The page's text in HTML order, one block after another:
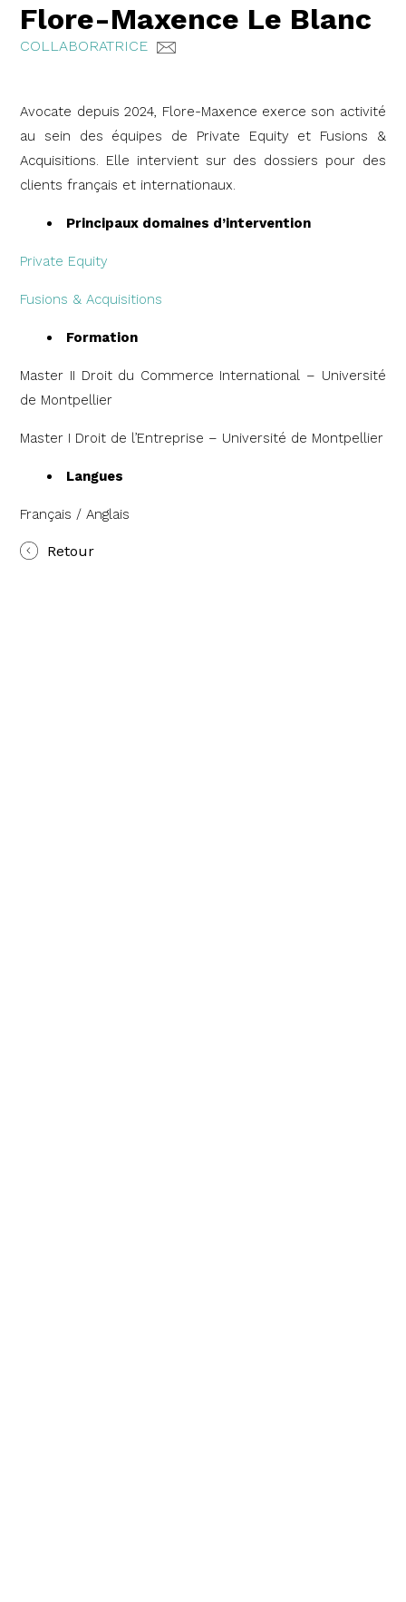
Flore-Maxence Le Blanc
COLLABORATRICE
Avocate depuis 2024, Flore-Maxence exerce son activité
au sein des équipes de Private Equity et Fusions &
Acquisitions. Elle intervient sur des dossiers pour des
clients français et internationaux.
Principaux domaines d’intervention
Private Equity
Fusions & Acquisitions
Formation
Master II Droit du Commerce International – Université
de Montpellier
Master I Droit de l’Entreprise – Université de Montpellier
Langues
Français / Anglais
Retour